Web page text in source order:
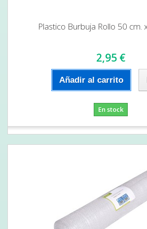
Plastico Burbuja Rollo 50 cm.
2,95 €
Añadir al carrito
En stock